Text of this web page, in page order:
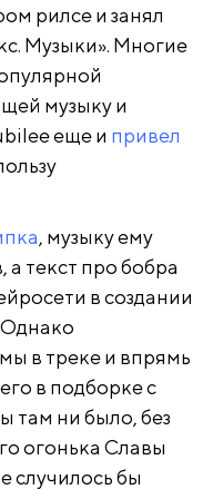
рилсе и занял
Музыки». Многие
музыку и
еще и привел
, музыку ему
текст про бобра
в создании
Однако
в треке и впрямь
в подборке с
там ни было, без
огонька Славы
случилось бы